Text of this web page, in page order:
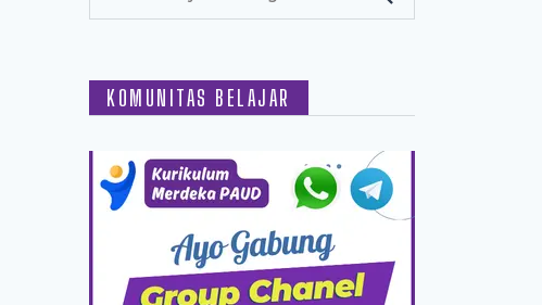
KOMUNITAS BELAJAR